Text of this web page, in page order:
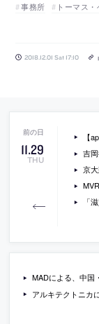
事務所 トーマス
2018.12.01 Sat 17:10
11.29
THU
【ap
吉岡
京大建築
MVRDVによ
「滋
MADによる、中国・北京の、歴史的建物
アルキテクトニカによる、アメリカのマイアミ大学